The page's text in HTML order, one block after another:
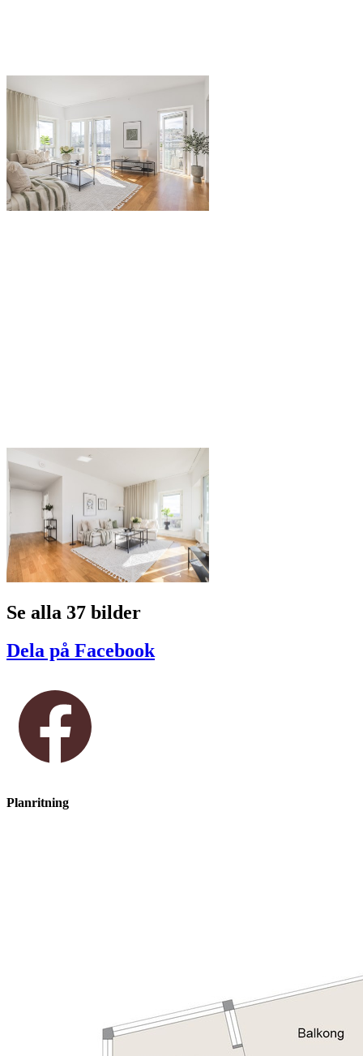
Se alla 37 bilder
Dela på Facebook
Planritning